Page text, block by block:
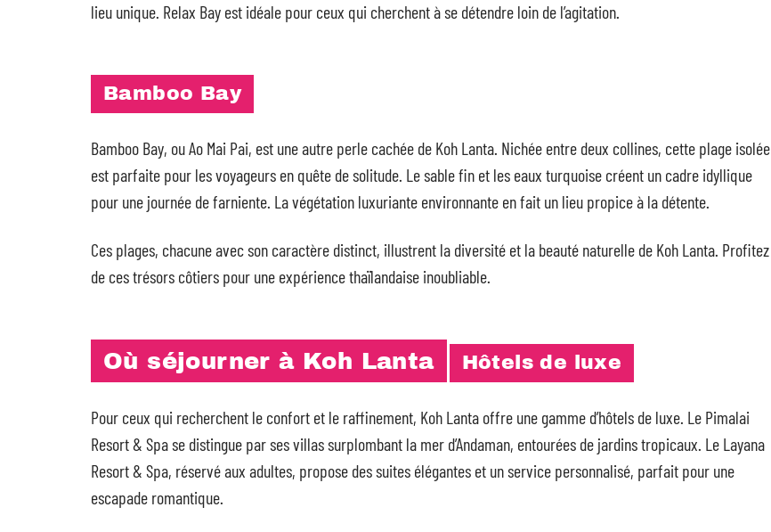
lieu unique. Relax Bay est idéale pour ceux qui cherchent à se détendre loin de l’agitation.
Bamboo Bay
Bamboo Bay, ou Ao Mai Pai, est une autre perle cachée de Koh Lanta. Nichée entre deux collines, cette plage isolée
est parfaite pour les voyageurs en quête de solitude. Le sable fin et les eaux turquoise créent un cadre idyllique
pour une journée de farniente. La végétation luxuriante environnante en fait un lieu propice à la détente.
Ces plages, chacune avec son caractère distinct, illustrent la diversité et la beauté naturelle de Koh Lanta. Profitez
de ces trésors côtiers pour une expérience thaïlandaise inoubliable.
Où séjourner à Koh Lanta Hôtels de luxe
Pour ceux qui recherchent le confort et le raffinement, Koh Lanta offre une gamme d’hôtels de luxe. Le Pimalai
Resort & Spa se distingue par ses villas surplombant la mer d’Andaman, entourées de jardins tropicaux. Le Layana
Resort & Spa, réservé aux adultes, propose des suites élégantes et un service personnalisé, parfait pour une
escapade romantique.